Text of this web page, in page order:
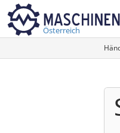
Österreich